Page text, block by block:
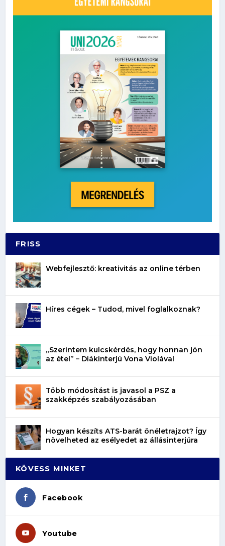
FRISS
Webfejlesztő: kreativitás az online térben
Híres cégek – Tudod, mivel foglalkoznak?
„Szerintem kulcskérdés, hogy honnan jön
az étel” – Diákinterjú Vona Violával
Több módosítást is javasol a PSZ a
szakképzés szabályozásában
Hogyan készíts ATS-barát önéletrajzot? Így
növelheted az esélyedet az állásinterjúra
KÖVESS MINKET
Facebook
Youtube